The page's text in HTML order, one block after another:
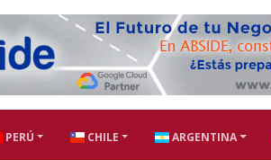
PERÚ CHILE ARGENTINA